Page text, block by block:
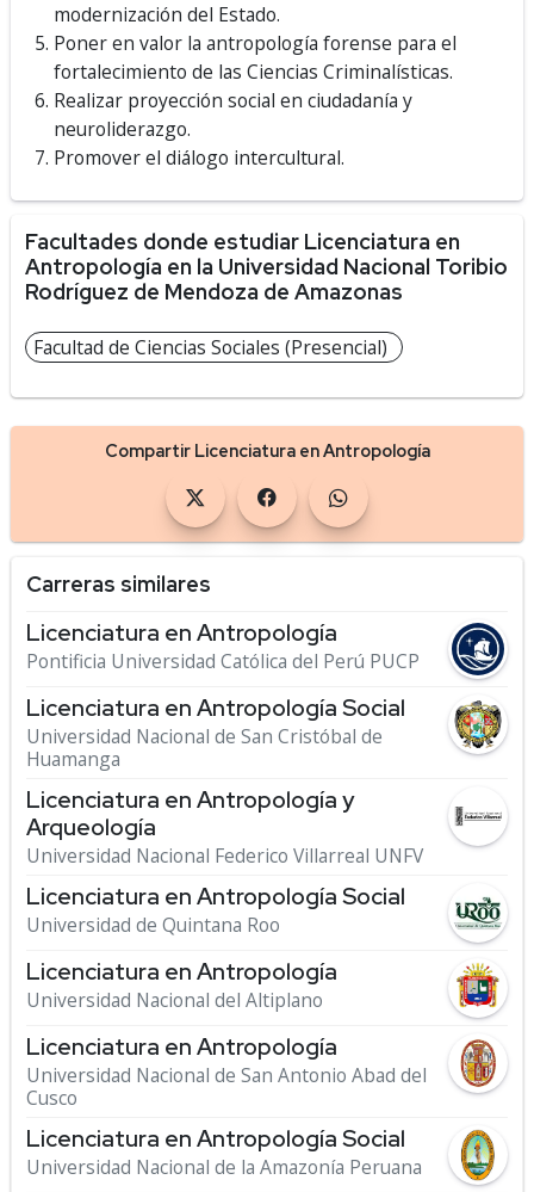
modernización del Estado.
Poner en valor la antropología forense para el
fortalecimiento de las Ciencias Criminalísticas.
Realizar proyección social en ciudadanía y
neuroliderazgo.
Promover el diálogo intercultural.
Facultades donde estudiar Licenciatura en
Antropología en la Universidad Nacional Toribio
Rodríguez de Mendoza de Amazonas
Facultad de Ciencias Sociales (Presencial)
Compartir Licenciatura en Antropología
Carreras similares
Licenciatura en Antropología
Pontificia Universidad Católica del Perú PUCP
Licenciatura en Antropología Social
Universidad Nacional de San Cristóbal de
Huamanga
Licenciatura en Antropología y
Arqueología
Universidad Nacional Federico Villarreal UNFV
Licenciatura en Antropología Social
Universidad de Quintana Roo
Licenciatura en Antropología
Universidad Nacional del Altiplano
Licenciatura en Antropología
Universidad Nacional de San Antonio Abad del
Cusco
Licenciatura en Antropología Social
Universidad Nacional de la Amazonía Peruana